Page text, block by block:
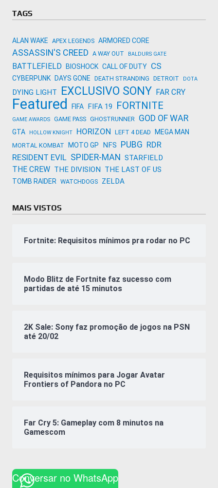
TAGS
ALAN WAKE APEX LEGENDS ARMORED CORE
ASSASSIN'S CREED A WAY OUT BALDURS GATE
BATTLEFIELD BIOSHOCK CALL OF DUTY CS
CYBERPUNK DAYS GONE DEATH STRANDING DETROIT DOTA
DYING LIGHT EXCLUSIVO SONY FAR CRY
Featured FIFA FIFA 19 FORTNITE
GAME AWARDS GAME PASS GHOSTRUNNER GOD OF WAR
GTA HOLLOW KNIGHT HORIZON LEFT 4 DEAD MEGA MAN
MORTAL KOMBAT MOTO GP NFS PUBG RDR
RESIDENT EVIL SPIDER-MAN STARFIELD
THE CREW THE DIVISION THE LAST OF US
TOMB RAIDER WATCHDOGS ZELDA
MAIS VISTOS
Fortnite: Requisitos mínimos pra rodar no PC
Modo Blitz de Fortnite faz sucesso com
partidas de até 15 minutos
2K Sale: Sony faz promoção de jogos na PSN
até 20/02
Requisitos mínimos para Jogar Avatar
Frontiers of Pandora no PC
Far Cry 5: Gameplay com 8 minutos na
Gamescom
Conversar no WhatsApp